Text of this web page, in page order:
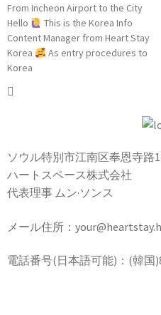
From Incheon Airport to the City
Hello
This is the Korea Info
Content Manager from Heart Stay
Korea
As entry procedures to
Korea
ソウル特別市江南区奉恩寺路
ハートスペース株式会社
代表理事 ムン·ソンス
メール住所：
電話番号(日本語可能)：(韓国